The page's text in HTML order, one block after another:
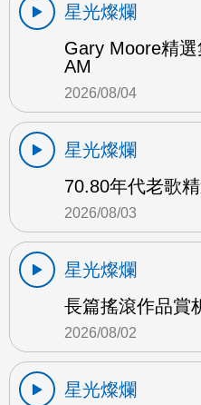
星光燦爛
Gary Moore精
AM
2026/08/04
星光燦爛
70.80年代老歌
2026/08/03
星光燦爛
長篇搖滾作品賞
2026/08/02
星光燦爛